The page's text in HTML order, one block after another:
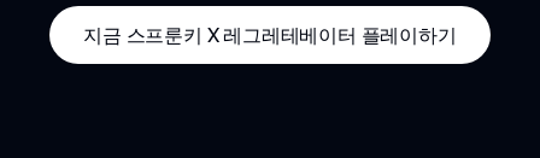
지금 스프룬키 X 레그레테베이터 플레이하기